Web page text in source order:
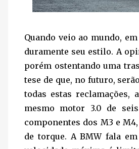
Quando veio ao mundo,
duramente seu estilo. A
porém ostentando uma
tese de que, no futuro,
todas estas reclamações,
mesmo motor 3.0 de
componentes dos M3 e
de torque. A BMW fala